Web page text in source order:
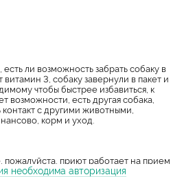
необходима авторизация